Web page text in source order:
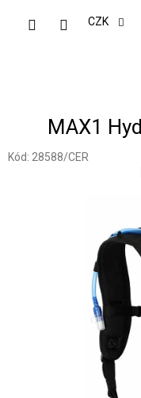
CZK
MAX1
Kód: 28588/CER